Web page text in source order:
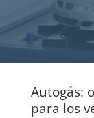
Autogás:
para los